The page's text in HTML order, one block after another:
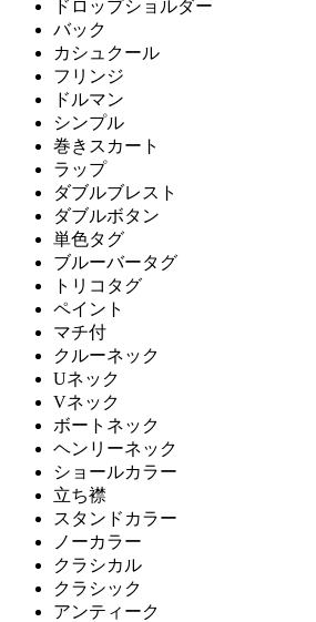
ドロップショルダー
バック
カシュクール
フリンジ
ドルマン
シンプル
巻きスカート
ラップ
ダブルブレスト
ダブルボタン
単色タグ
ブルーバータグ
トリコタグ
ペイント
マチ付
クルーネック
Uネック
Vネック
ボートネック
ヘンリーネック
ショールカラー
立ち襟
スタンドカラー
ノーカラー
クラシカル
クラシック
アンティーク